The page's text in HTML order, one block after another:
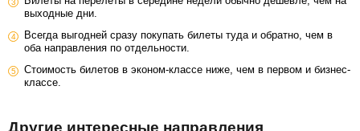
выходные дни.
Всегда выгодней сразу покупать билеты туда и обратно, чем в
оба направления по отдельности.
Стоимость билетов в эконом-классе ниже, чем в первом и бизнес-
классе.
Другие интересные направления